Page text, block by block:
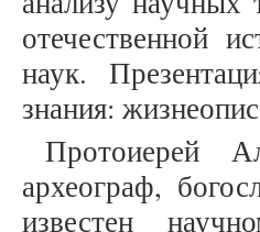
отечественной
наук.
знания:
Протоиерей
археограф,
известен